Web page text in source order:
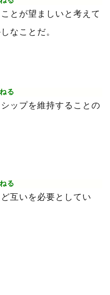
とが望ましいと考えて
なことだ。
る
ップを維持することの
る
互いを必要としてい